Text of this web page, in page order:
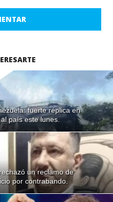
fuerte réplica en
país este lunes.
un reclamo de
por contrabando.